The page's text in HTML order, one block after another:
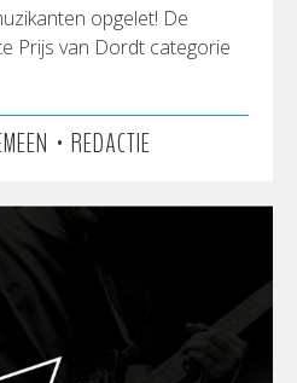
opgelet! De
Prijs van Dordt categorie
• REDACTIE